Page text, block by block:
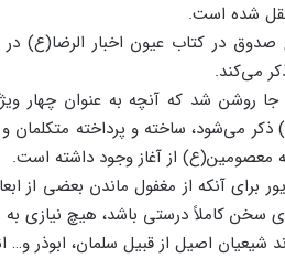
شده است.
می‌کند.
جا روشن شد که آنچه به عنوان چهار
می‌شود، ساخته و پرداخته متکلمان
معصومین(ع) از آغاز وجود داشته است.
برای آنکه از مغفول ماندن بعضی
سخن کاملاً درستی باشد، هیچ نیازی
شیعیان اصیل از قبیل سلمان، ابوذر